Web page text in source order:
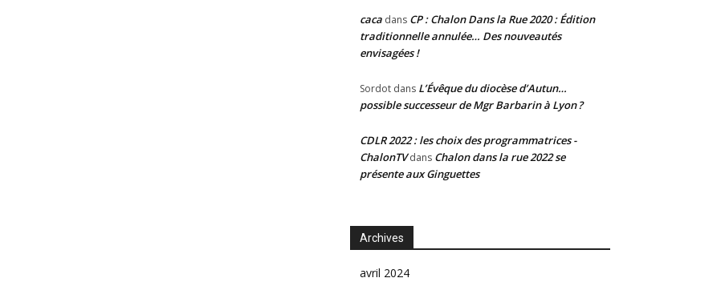
caca dans CP : Chalon Dans la Rue 2020 : Édition
traditionnelle annulée… Des nouveautés
envisagées !
Sordot dans L’Évêque du diocèse d’Autun…
possible successeur de Mgr Barbarin à Lyon ?
CDLR 2022 : les choix des programmatrices -
ChalonTVdans Chalon dans la rue 2022 se
présente aux Ginguettes
Archives
avril 2024